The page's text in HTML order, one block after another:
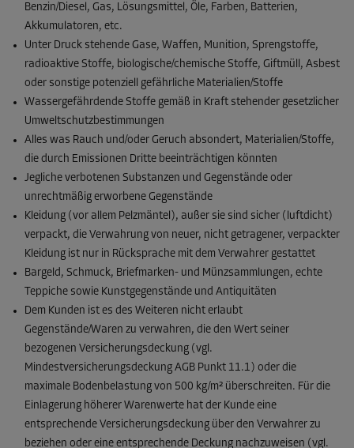
Benzin/Diesel, Gas, Lösungsmittel, Öle, Farben, Batterien,
Akkumulatoren, etc.
Unter Druck stehende Gase, Waffen, Munition, Sprengstoffe,
radioaktive Stoffe, biologische/chemische Stoffe, Giftmüll, Asbest
oder sonstige potenziell gefährliche Materialien/Stoffe
Wassergefährdende Stoffe gemäß in Kraft stehender gesetzlicher
Umweltschutzbestimmungen
Alles was Rauch und/oder Geruch absondert, Materialien/Stoffe,
die durch Emissionen Dritte beeinträchtigen könnten
Jegliche verbotenen Substanzen und Gegenstände oder
unrechtmäßig erworbene Gegenstände
Kleidung (vor allem Pelzmäntel), außer sie sind sicher (luftdicht)
verpackt, die Verwahrung von neuer, nicht getragener, verpackter
Kleidung ist nur in Rücksprache mit dem Verwahrer gestattet
Bargeld, Schmuck, Briefmarken- und Münzsammlungen, echte
Teppiche sowie Kunstgegenstände und Antiquitäten
Dem Kunden ist es des Weiteren nicht erlaubt
Gegenstände/Waren zu verwahren, die den Wert seiner
bezogenen Versicherungsdeckung (vgl.
Mindestversicherungsdeckung AGB Punkt 11.1) oder die
maximale Bodenbelastung von 500 kg/m² überschreiten. Für die
Einlagerung höherer Warenwerte hat der Kunde eine
entsprechende Versicherungsdeckung über den Verwahrer zu
beziehen oder eine entsprechende Deckung nachzuweisen (vgl.